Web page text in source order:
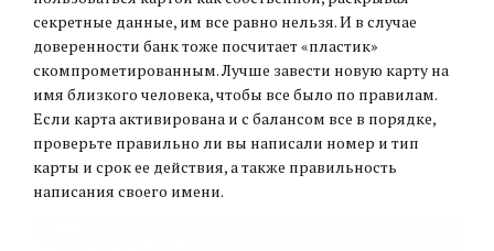
секретные данные, им все равно нельзя. И в случае
доверенности банк тоже посчитает «пластик»
скомпрометированным. Лучше завести новую карту на
имя близкого человека, чтобы все было по правилам.
Если карта активирована и с балансом все в порядке,
проверьте правильно ли вы написали номер и тип
карты и срок ее действия, а также правильность
написания своего имени.